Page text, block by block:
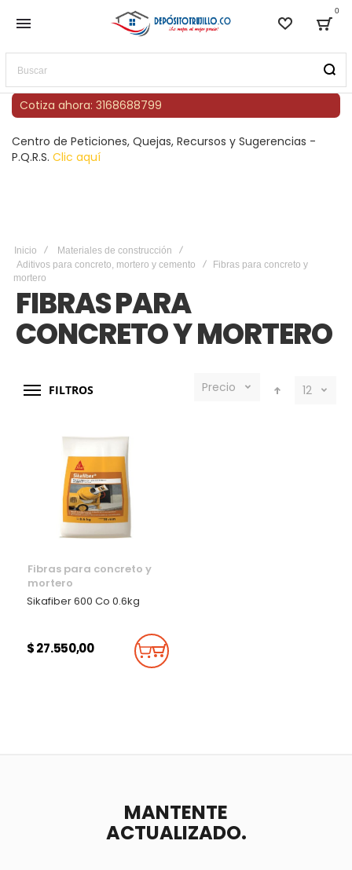
Lista de
0
Buscar
Cotiza ahora: 3168688799
Centro de Peticiones, Quejas, Recursos y Sugerencias -
P.Q.R.S. Clic aquí
Inicio
Materiales de construcción
Aditivos para concreto, mortero y cemento
Fibras para concreto y
mortero
FIBRAS PARA
CONCRETO Y MORTERO
FILTROS Precio 12
Fibras para concreto y
mortero
Sikafiber 600 Co 0.6kg
$ 27.550,00 Añadir Al Carrito
MANTENTE
ACTUALIZADO.